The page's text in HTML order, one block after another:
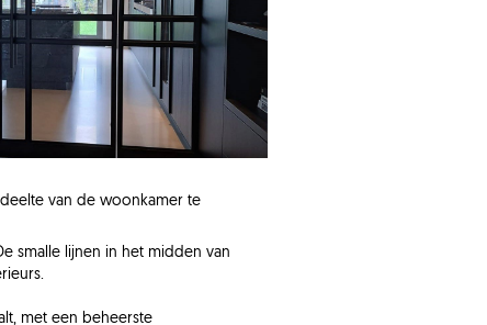
van de woonkamer te
smalle lijnen in het midden van
met een beheerste